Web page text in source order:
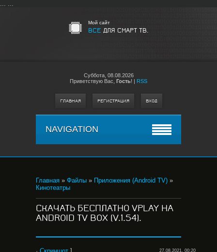
... ...
Мой сайт
ВСЕ ДЛЯ СМАРТ ТВ.
Суббота, 08.08.2026
Приветствую Вас Гость! | RSS
ГЛАВНАЯ РЕГИСТРАЦИЯ ВХОД
NAVIGATION
Главная » Файлы » Приложения (Android TV) »
Кинотеатры
CКАЧАТЬ БЕСПЛАТНО VPLAY НА
ANDROID TV BOX (V.1.54).
27.08.2021, 00:20